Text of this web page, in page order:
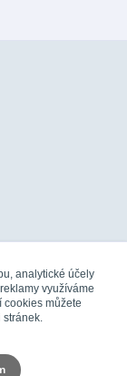
analytické účely
využíváme
cookies můžete